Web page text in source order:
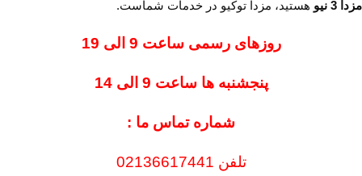
مزدا 3 نیو هستید، مزدا توکیو در خدمات شماست.
روزهای رسمی ساعت 9 الی 19
پنجشنبه ها ساعت 9 الی 14
شماره تماس ما :
تلفن 02136617441